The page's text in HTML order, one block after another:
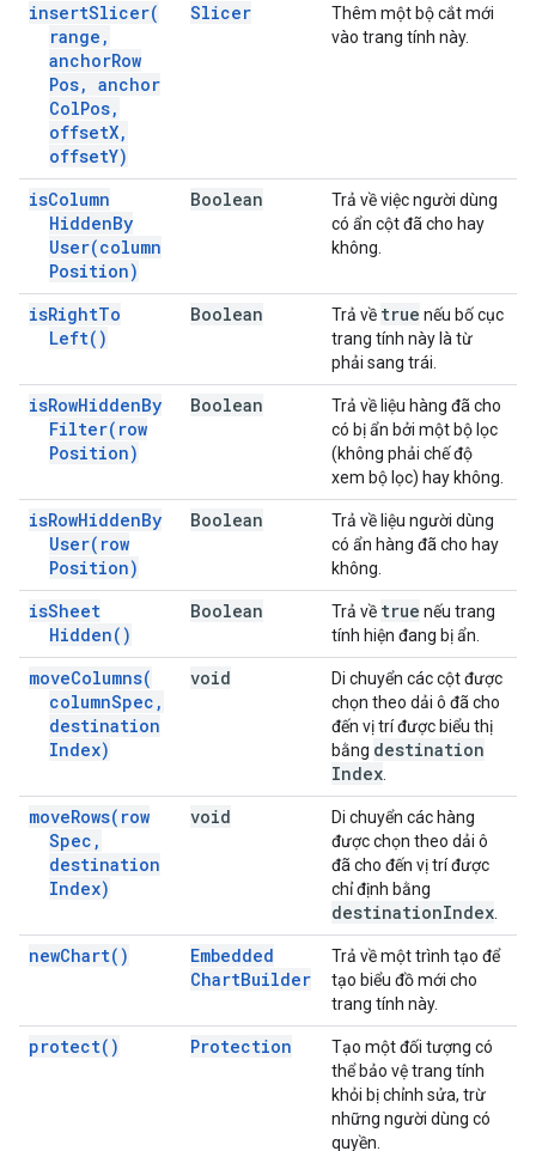
insertSlicer(
range ,
anchorRow
Pos, anchor
ColPos,
offsetX,
offsetY)
Slicer
Thêm một bộ cắt mới
vào trang tính này.
isColumn
HiddenBy
User(column
Position)
Boolean
Trả về việc người dùng
có ẩn cột đã cho hay
không.
isRightTo
Left( )
Boolean Trả về true nếu bố cục
trang tính này là từ
phải sang trái.
isRowHiddenBy
Filter( row
Position)
Boolean
Trả về liệu hàng đã cho
có bị ẩn bởi một bộ lọc
(không phải chế độ
xem bộ lọc) hay không.
isRowHiddenBy
User( row
Position)
Boolean
Trả về liệu người dùng
có ẩn hàng đã cho hay
không.
isSheet
Hidden( )
Boolean Trả về true nếu trang
tính hiện đang bị ẩn.
moveColumns(
columnSpec ,
destination
Index)
void
Di chuyển các cột được
chọn theo dải ô đã cho
đến vị trí được biểu thị
bằng destination
Index
moveRows( row
Spec ,
destination
Index)
void
Di chuyển các hàng
được chọn theo dải ô
đã cho đến vị trí được
chỉ định bằng
destinationIndex
newChart( )
Embedded
ChartBuilder
Trả về một trình tạo để
tạo biểu đồ mới cho
trang tính này.
protect( ) Protection
Tạo một đối tượng có
thể bảo vệ trang tính
khỏi bị chỉnh sửa, trừ
những người dùng có
quyền.